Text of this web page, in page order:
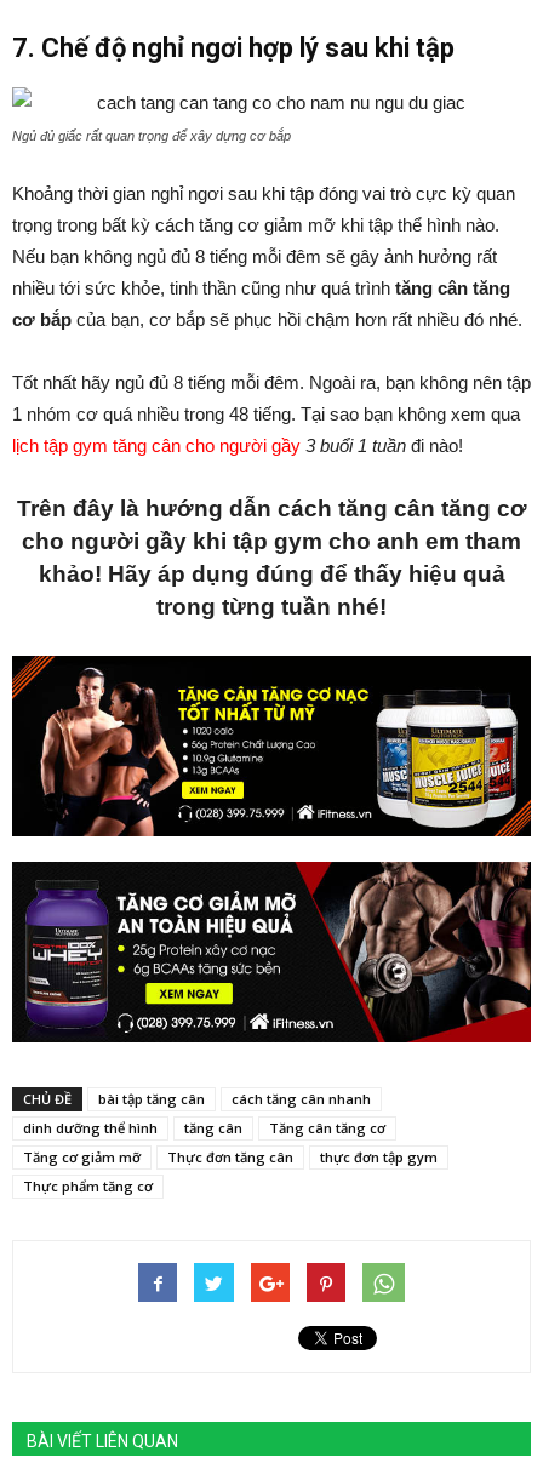
7. Chế độ nghỉ ngơi hợp lý sau khi tập
Ngủ đủ giấc rất quan trọng để xây dựng cơ bắp
Khoảng thời gian nghỉ ngơi sau khi tập đóng vai trò cực kỳ quan
trọng trong bất kỳ cách tăng cơ giảm mỡ khi tập thể hình nào.
Nếu bạn không ngủ đủ 8 tiếng mỗi đêm sẽ gây ảnh hưởng rất
nhiều tới sức khỏe, tinh thần cũng như quá trình tăng cân tăng
cơ bắp của bạn, cơ bắp sẽ phục hồi chậm hơn rất nhiều đó nhé.
Tốt nhất hãy ngủ đủ 8 tiếng mỗi đêm. Ngoài ra, bạn không nên tập
1 nhóm cơ quá nhiều trong 48 tiếng. Tại sao bạn không xem qua
lịch tập gym tăng cân cho người gầy 3 buổi 1 tuần đi nào!
Trên đây là hướng dẫn cách tăng cân tăng cơ
cho người gầy khi tập gym cho anh em tham
khảo! Hãy áp dụng đúng để thấy hiệu quả
trong từng tuần nhé!
CHỦ ĐỀ bài tập tăng cân
cách tăng cân nhanh
dinh dưỡng thể hình
tăng cân
Tăng cân tăng cơ
Tăng cơ giảm mỡ
Thực đơn tăng cân
thực đơn tập gym
Thực phẩm tăng cơ
BÀI VIẾT LIÊN QUAN